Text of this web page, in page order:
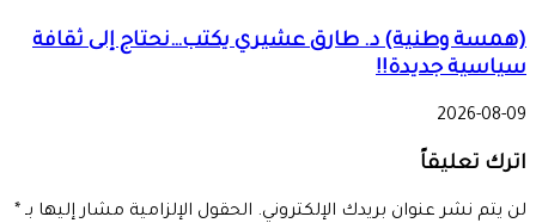
(همسة وطنية) د. طارق عشيري يكتب…نحتاج إلى ثقافة
سياسية جديدة!!
2026-08-09
اترك تعليقاً
لن يتم نشر عنوان بريدك الإلكتروني. الحقول الإلزامية مشار إليها بـ *